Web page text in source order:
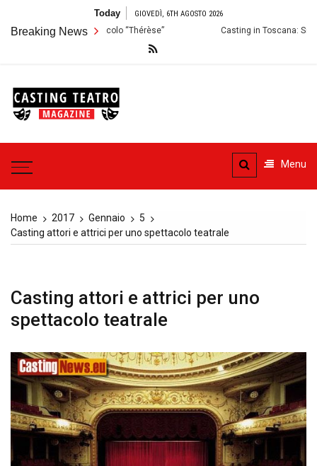
content
Today GIOVEDÌ, 6TH AGOSTO 2026
Breaking News
per lo Spettacolo “Thérèse” Casting in Toscana: Si
teatrali
Menu
Home 2017 Gennaio
5
Casting attori e attrici per uno spettacolo teatrale
Casting attori e attrici per uno
spettacolo teatrale